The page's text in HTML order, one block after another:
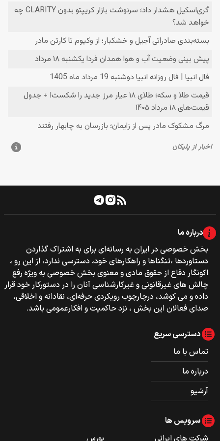
درباره ما
بخش خصوصی‌‌ در ایران به رسانه‌ای برای به اشتراک گذاردن
دستاوردها ،تنگناها و راهکارهای خود، دسترسی ندارد، از این رو ،
اکونگار دفاع از حقوق مادی و معنوی بخش خصوصی به ویژه رفع
چالش های غیرقانونی و غیرکارشناسی آنان را در دستورکار خود قرار
داده و می کوشد، درچارچوب رویکردی حرفه‌ای، نقادانه و اخلاقی،
صدای فعالان این بخش ، نزد حاکمیت و افکارعمومی باشد.
دسترسی سریع
تماس با ما
درباره ما
آرشیو
سرویس ها
شرکت های ایرانی
بورس